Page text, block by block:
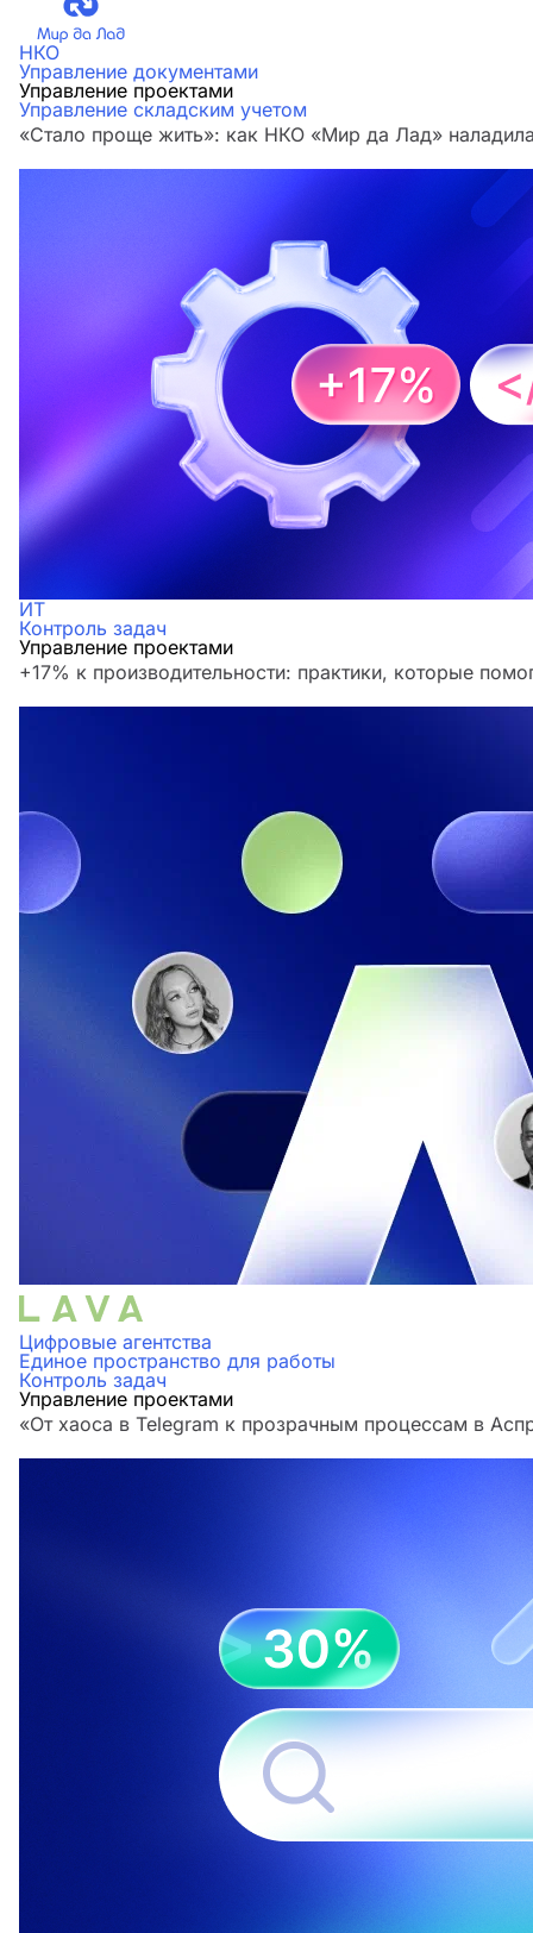
НКО
Управление документами
Управление проектами
Управление складским учетом
«Стало проще жить»: как НКО «Мир да Лад»
ИТ
Контроль задач
Управление проектами
+17% к производительности: практики, которые
Цифровые агентства
Единое пространство для работы
Контроль задач
Управление проектами
«От хаоса в Telegram к прозрачным процессам в